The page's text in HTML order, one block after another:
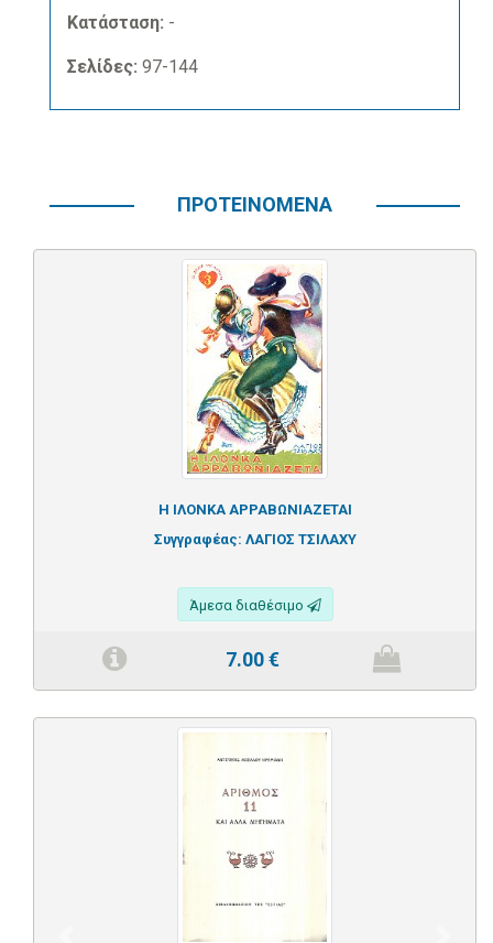
Κατάσταση: -
Σελίδες: 97-144
ΠΡΟΤΕΙΝΟΜΕΝΑ
Η ΙΛΟΝΚΑ ΑΡΡΑΒΩΝΙΑΖΕΤΑΙ
Συγγραφέας: ΛΑΓΙΟΣ ΤΣΙΛΑΧΥ
Άμεσα διαθέσιμο
7.00€